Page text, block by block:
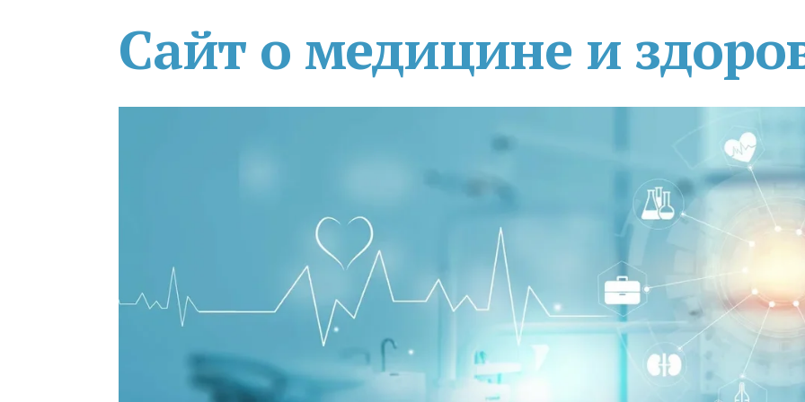
Сайт о медицине и